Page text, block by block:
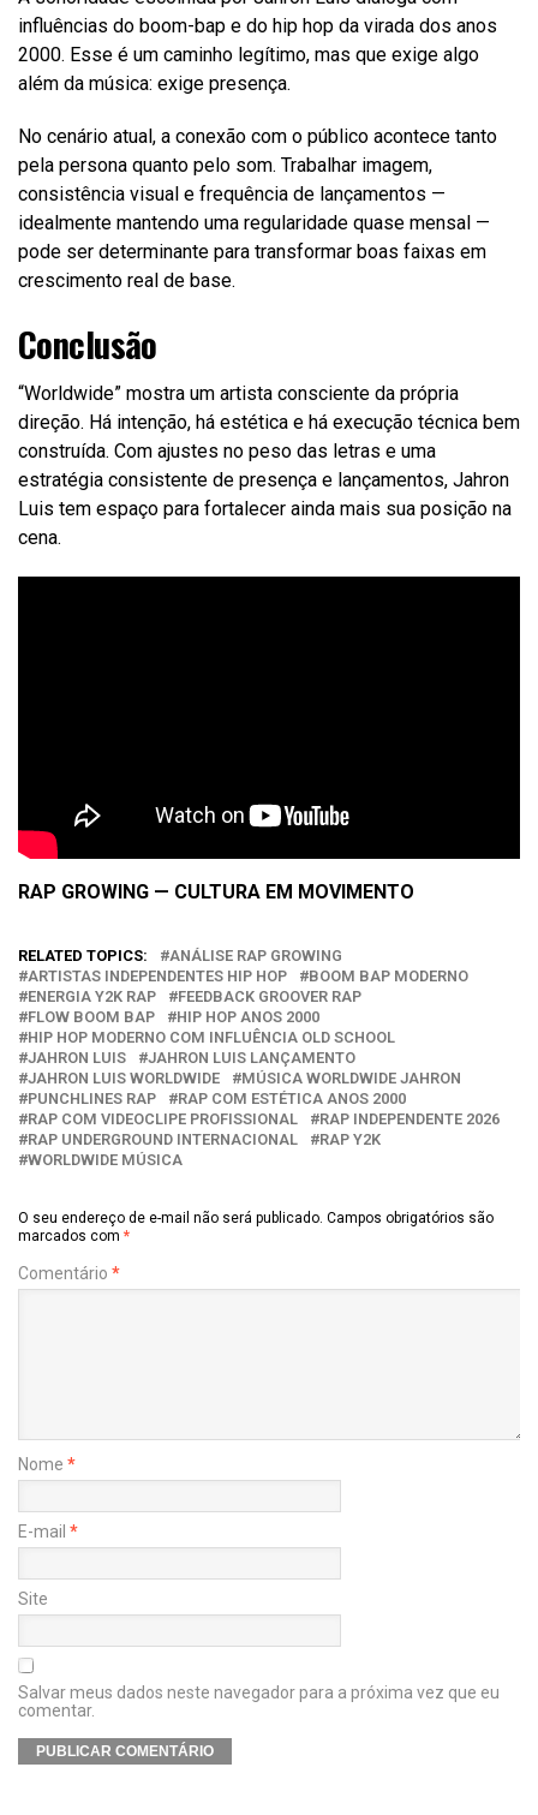
influências do boom-bap e do hip hop da virada dos anos
2000. Esse é um caminho legítimo, mas que exige algo
além da música: exige presença.
No cenário atual, a conexão com o público acontece tanto
pela persona quanto pelo som. Trabalhar imagem,
consistência visual e frequência de lançamentos —
idealmente mantendo uma regularidade quase mensal —
pode ser determinante para transformar boas faixas em
crescimento real de base.
Conclusão
“Worldwide” mostra um artista consciente da própria
direção. Há intenção, há estética e há execução técnica bem
construída. Com ajustes no peso das letras e uma
estratégia consistente de presença e lançamentos, Jahron
Luis tem espaço para fortalecer ainda mais sua posição na
cena.
RAP GROWING — CULTURA EM MOVIMENTO
RELATED TOPICS:
ANÁLISE RAP GROWING
ARTISTAS INDEPENDENTES HIP HOP
BOOM BAP MODERNO
ENERGIA Y2K RAP
FEEDBACK GROOVER RAP
FLOW BOOM BAP
HIP HOP ANOS 2000
HIP HOP MODERNO COM INFLUÊNCIA OLD SCHOOL
JAHRON LUIS
JAHRON LUIS LANÇAMENTO
JAHRON LUIS WORLDWIDE
MÚSICA WORLDWIDE JAHRON
PUNCHLINES RAP
RAP COM ESTÉTICA ANOS 2000
RAP COM VIDEOCLIPE PROFISSIONAL
RAP INDEPENDENTE 2026
RAP UNDERGROUND INTERNACIONAL
RAP Y2K
WORLDWIDE MÚSICA
O seu endereço de e-mail não será publicado. Campos obrigatórios são
marcados com *
Comentário *
Nome *
E-mail *
Site
Salvar meus dados neste navegador para a próxima vez que eu
comentar.